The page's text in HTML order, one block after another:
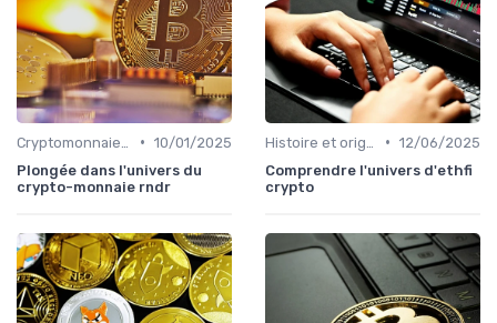
• 10/01/2025
Plongée dans l'univers du
crypto-monnaie rndr
• 12/06/2025
Comprendre l'univers d'ethfi
crypto